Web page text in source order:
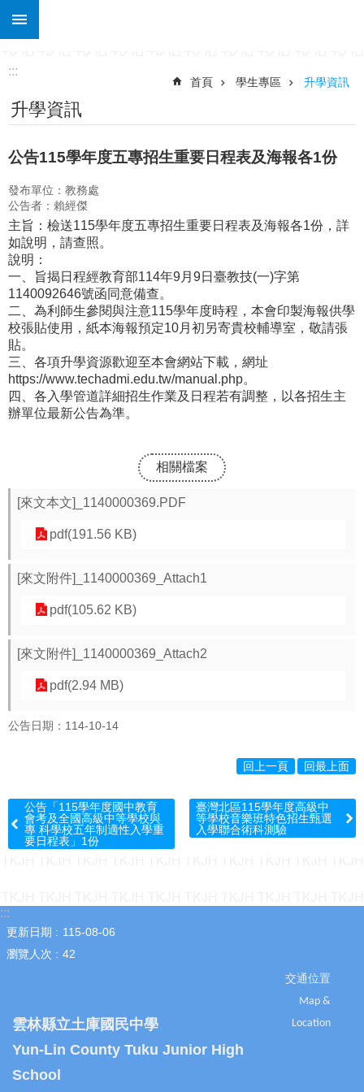
跳到主要內容區塊
搜
尋
關
於
庫
行
政
處
室
課
程
專
區
宣
導
專
區
專
區
專
關
115
學
年
度
網
站
雲
端
務
:::
首頁 學生專區 升學資訊
升學資訊
公告115學年度五專招生重要日程表及海報各1份
發布單位：教務處
公告者：賴經傑
主旨：檢送115學年度五專招生重要日程表及海報各1份，詳
如說明，請查照。
說明：
一、旨揭日程經教育部114年9月9日臺教技(一)字第
1140092646號函同意備查。
二、為利師生參閱與注意115學年度時程，本會印製海報供學
校張貼使用，紙本海報預定10月初另寄貴校輔導室，敬請張
貼。
三、各項升學資源歡迎至本會網站下載，網址
https://www.techadmi.edu.tw/manual.php。
四、各入學管道詳細招生作業及日程若有調整，以各招生主
辦單位最新公告為準。
相關檔案
[來文本文]_1140000369.PDF
pdf(191.56 KB)
[來文附件]_1140000369_Attach1
pdf(105.62 KB)
[來文附件]_1140000369_Attach2
pdf(2.94 MB)
公告日期：114-10-14
回上一頁 回最上面
公告「115學年度國中教育
會考及全國高級中等學校與
專 科學校五年制適性入學重
要日程表」1份
臺灣北區115學年度高級中
等學校音樂班特色招生甄選
入學聯合術科測驗
:::
更新日期
115-08-06
瀏覽人次
42
雲林縣立土庫國民中學
Yun-Lin County Tuku Junior High
School
交通位置
Map &
Location